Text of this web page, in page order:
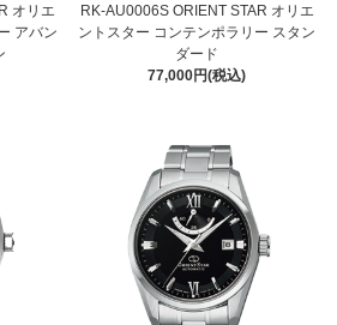
オリエ
アバン
RK-AU0006S ORIENT STAR オリエ
ントスター コンテンポラリー スタン
ダード
77,000円(税込)